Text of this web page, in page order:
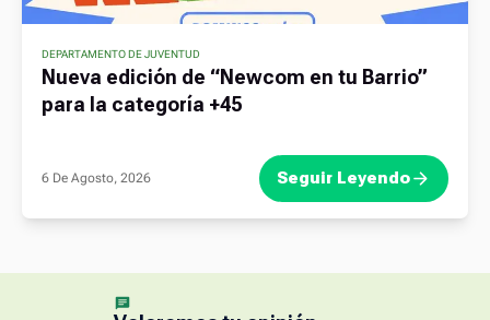
DEPARTAMENTO DE JUVENTUD
Nueva edición de “Newcom en tu Barrio”
para la categoría +45
6 De Agosto, 2026 Seguir Leyendo